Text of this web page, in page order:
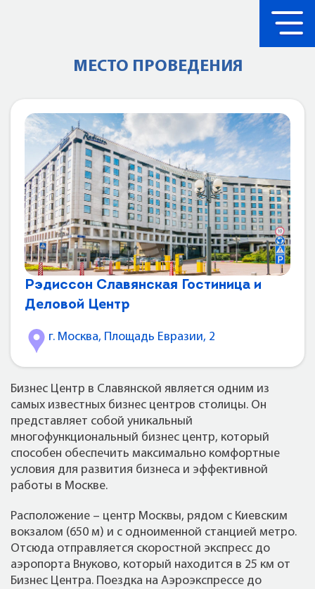
МЕСТО ПРОВЕДЕНИЯ
Рэдиссон Славянская Гостиница и
Деловой Центр
г. Москва, Площадь Евразии, 2
Бизнес Центр в Славянской является одним из
самых известных бизнес центров столицы. Он
представляет собой уникальный
многофункциональный бизнес центр, который
способен обеспечить максимально комфортные
условия для развития бизнеса и эффективной
работы в Москве.
Расположение – центр Москвы, рядом с Киевским
вокзалом (650 м) и с одноименной станцией метро.
Отсюда отправляется скоростной экспресс до
аэропорта Внуково, который находится в 25 км от
Бизнес Центра. Поездка на Аэроэкспрессе до